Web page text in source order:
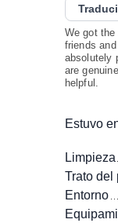
We got
friends
absolutely
are
helpful.
Estuvo
Limpieza
Trato del
Entorno